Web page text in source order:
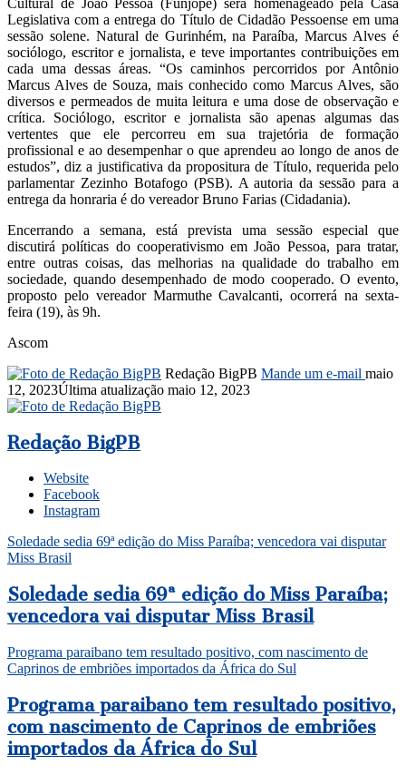
Cultural de João Pessoa (Funjope) será homenageado pela Casa
Legislativa com a entrega do Título de Cidadão Pessoense em uma
sessão solene. Natural de Gurinhém, na Paraíba, Marcus Alves é
sociólogo, escritor e jornalista, e teve importantes contribuições em
cada uma dessas áreas. “Os caminhos percorridos por Antônio
Marcus Alves de Souza, mais conhecido como Marcus Alves, são
diversos e permeados de muita leitura e uma dose de observação e
crítica. Sociólogo, escritor e jornalista são apenas algumas das
vertentes que ele percorreu em sua trajetória de formação
profissional e ao desempenhar o que aprendeu ao longo de anos de
estudos”, diz a justificativa da propositura de Título, requerida pelo
parlamentar Zezinho Botafogo (PSB). A autoria da sessão para a
entrega da honraria é do vereador Bruno Farias (Cidadania).
Encerrando a semana, está prevista uma sessão especial que
discutirá políticas do cooperativismo em João Pessoa, para tratar,
entre outras coisas, das melhorias na qualidade do trabalho em
sociedade, quando desempenhado de modo cooperado. O evento,
proposto pelo vereador Marmuthe Cavalcanti, ocorrerá na sexta-
feira (19), às 9h.
Ascom
Redação BigPB Mande um e-mail maio
12, 2023Última atualização maio 12, 2023
Redação BigPB
Website
Facebook
Instagram
Soledade sedia 69ª edição do Miss Paraíba; vencedora vai disputar
Miss Brasil
Soledade sedia 69ª edição do Miss Paraíba;
vencedora vai disputar Miss Brasil
Programa paraibano tem resultado positivo, com nascimento de
Caprinos de embriões importados da África do Sul
Programa paraibano tem resultado positivo,
com nascimento de Caprinos de embriões
importados da África do Sul